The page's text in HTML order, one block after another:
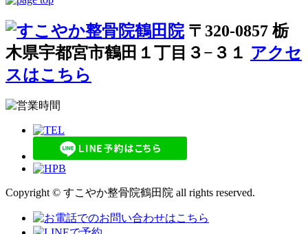
〒320-0857 栃
木県宇都宮市鶴田１丁目３−３１ アクセ
スはこちら
Copyright © すこやか整骨院鶴田院 all rights reserved.